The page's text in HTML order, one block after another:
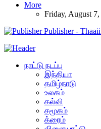
More
Friday, August
Publisher -
நாட்டு நடப்பு
இந்தியா
தமிழ்நாடு
உலகம்
கல்வி
சமூகம்
க்ரைம்